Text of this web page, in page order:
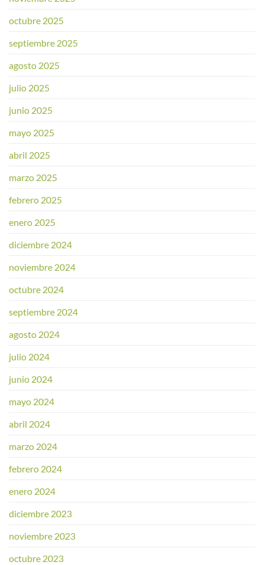
octubre 2025
septiembre 2025
agosto 2025
julio 2025
junio 2025
mayo 2025
abril 2025
marzo 2025
febrero 2025
enero 2025
diciembre 2024
noviembre 2024
octubre 2024
septiembre 2024
agosto 2024
julio 2024
junio 2024
mayo 2024
abril 2024
marzo 2024
febrero 2024
enero 2024
diciembre 2023
noviembre 2023
octubre 2023